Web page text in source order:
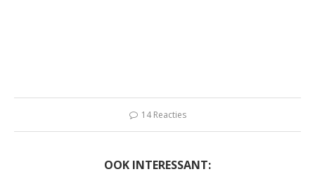
14 Reacties
OOK INTERESSANT: